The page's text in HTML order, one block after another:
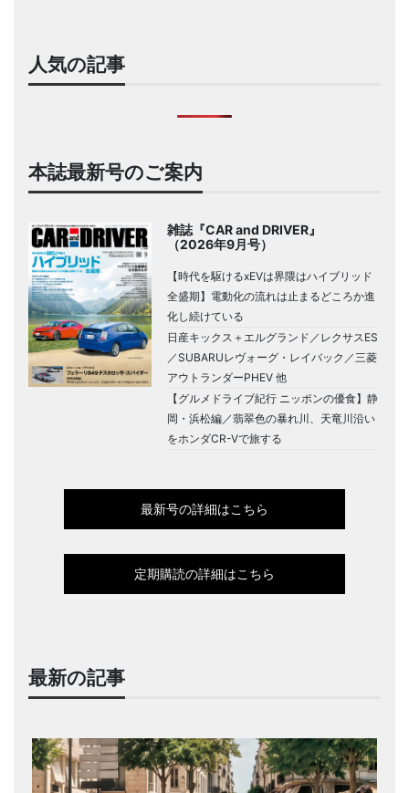
人気の記事
本誌最新号のご案内
雑誌『CAR and DRIVER』
（2026年9月号）
【時代を駆けるxEVは界隈はハイブリッド
全盛期】電動化の流れは止まるどころか進
化し続けている
日産キックス＋エルグランド／レクサスES
／SUBARUレヴォーグ・レイバック／三菱
アウトランダーPHEV 他
【グルメドライブ紀行 ニッポンの優食】静
岡・浜松編／翡翠色の暴れ川、天竜川沿い
をホンダCR-Vで旅する
最新号の詳細はこちら
定期購読の詳細はこちら
最新の記事